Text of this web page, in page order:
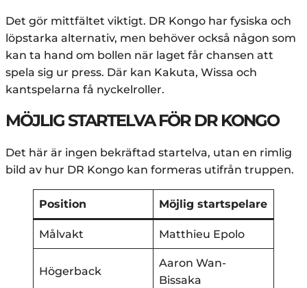
Det gör mittfältet viktigt. DR Kongo har fysiska och
löpstarka alternativ, men behöver också någon som
kan ta hand om bollen när laget får chansen att
spela sig ur press. Där kan Kakuta, Wissa och
kantspelarna få nyckelroller.
MÖJLIG STARTELVA FÖR DR KONGO
Det här är ingen bekräftad startelva, utan en rimlig
bild av hur DR Kongo kan formeras utifrån truppen.
Position Möjlig startspelare
Målvakt Matthieu Epolo
Högerback
Aaron Wan-
Bissaka